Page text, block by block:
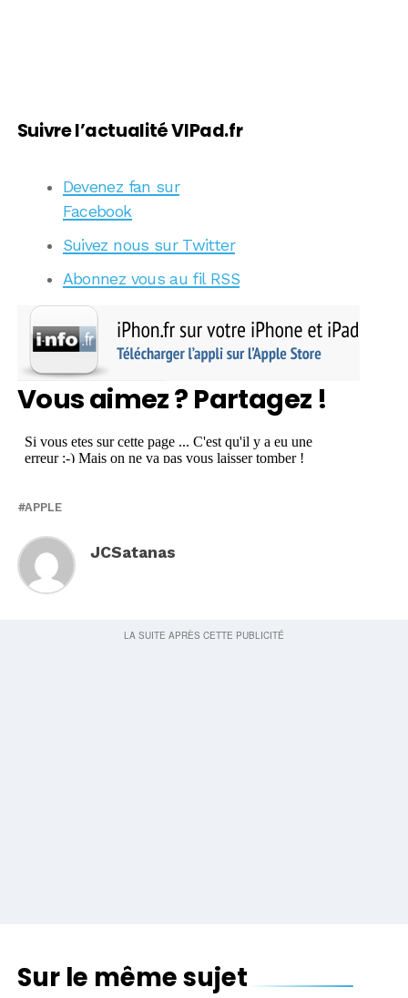
Suivre l’actualité VIPad.fr
Devenez fan sur
Facebook
Suivez nous sur Twitter
Abonnez vous au fil RSS
Vous aimez ? Partagez !
APPLE
JCSatanas
Sur le même sujet